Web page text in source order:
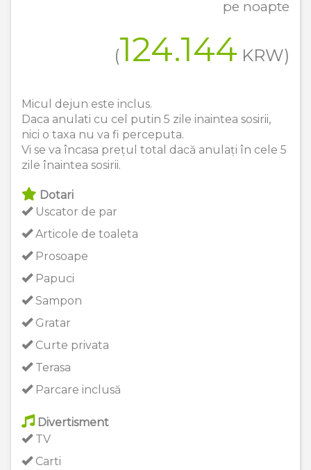
pe noapte
(124.144 KRW)
Micul dejun este inclus.
Daca anulati cu cel putin 5 zile inaintea sosirii,
nici o taxa nu va fi perceputa.
Vi se va încasa prețul total dacă anulați în cele 5
zile înaintea sosirii.
Dotari
Uscator de par
Articole de toaleta
Prosoape
Papuci
Sampon
Gratar
Curte privata
Terasa
Parcare inclusă
Divertisment
TV
Carti